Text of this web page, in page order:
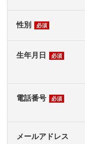
性別 必須
生年月日 必須
電話番号 必須
メールアドレス